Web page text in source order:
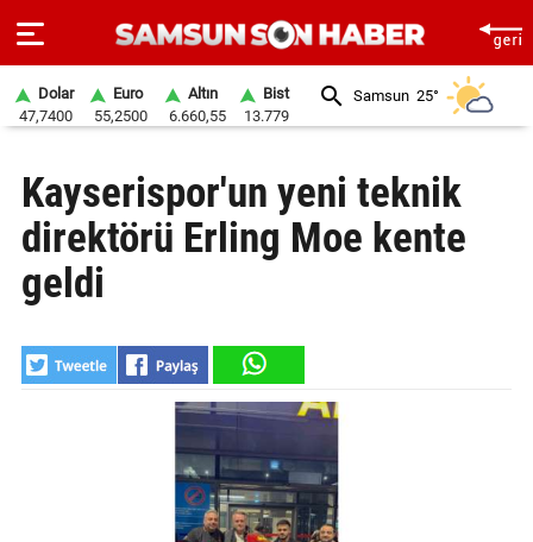
SAYFA
SAMSUN
HABER
GÜNDEM
Dolar
47,7400
Euro
55,2500
Altın
6.660,55
Bist
13.779
Samsun 25°
Kayserispor'un yeni teknik
direktörü Erling Moe kente
geldi